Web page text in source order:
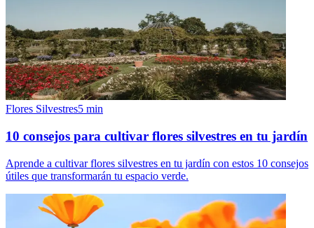
Flores Silvestres5 min
10 consejos para cultivar flores silvestres en tu jardín
Aprende a cultivar flores silvestres en tu jardín con estos 10 consejos
útiles que transformarán tu espacio verde.